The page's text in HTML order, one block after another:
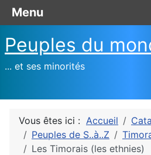
Peuples du
... et ses minorités
Vous êtes ici : Accueil
Peuples de S..à..Z
Les Timorais (les ethnies)
Menu